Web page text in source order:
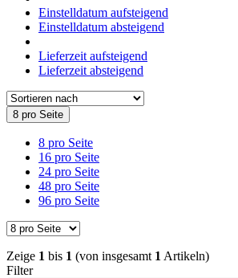
Einstelldatum aufsteigend
Einstelldatum absteigend
Lieferzeit aufsteigend
Lieferzeit absteigend
8 pro Seite
8 pro Seite
16 pro Seite
24 pro Seite
48 pro Seite
96 pro Seite
Zeige 1 bis 1 (von insgesamt 1 Artikeln)
Filter